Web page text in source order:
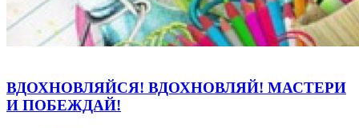
ВДОХНОВЛЯЙСЯ! ВДОХНОВЛЯЙ! МАСТЕРИ
И ПОБЕЖДАЙ!